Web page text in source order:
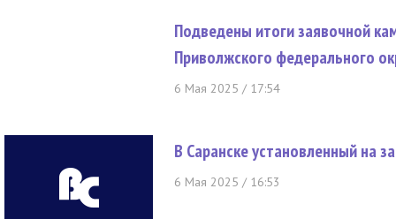
Подведены итоги заявочной
Приволжского федерального
6 Мая 2025 / 17:54
В Саранске установленный на
6 Мая 2025 / 16:53